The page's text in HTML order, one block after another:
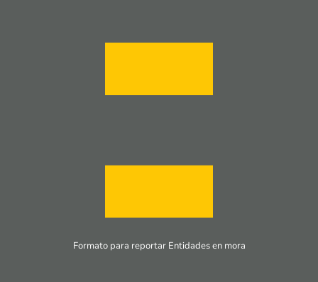
Formato para reportar Entidades en mora